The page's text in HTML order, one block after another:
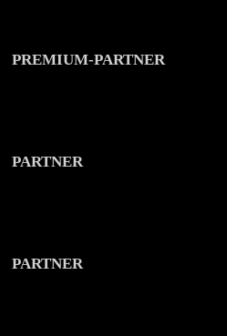
PREMIUM-PARTNER
PARTNER
PARTNER